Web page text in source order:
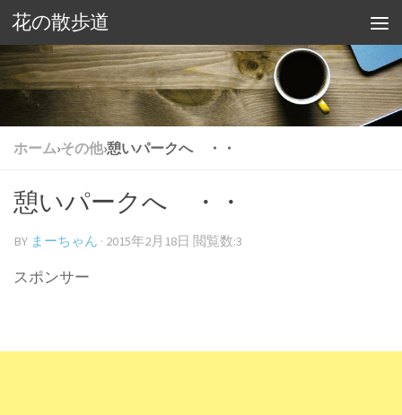
花の散歩道
ホーム›その他›憩いパークへ ・・
憩いパークへ ・・
BY まーちゃん · 2015年2月18日 閲覧数:3
スポンサー